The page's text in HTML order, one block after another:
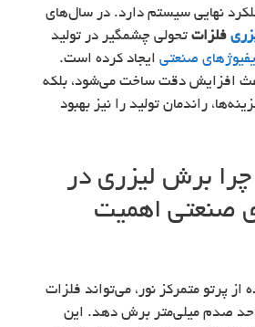
نهایی سیستم دارد. در سال‌های
فلزات تحولی چشمگیر در تولید
صنعتی ایجاد کرده است.
افزایش دقت ساخت می‌شود، بلکه
راندمان تولید را نیز بهبود
۱: چرا برش لیزری در
صنعتی اهمیت
از پرتو متمرکز نور، می‌تواند فلزات
حد صدم میلی‌متر برش دهد. این